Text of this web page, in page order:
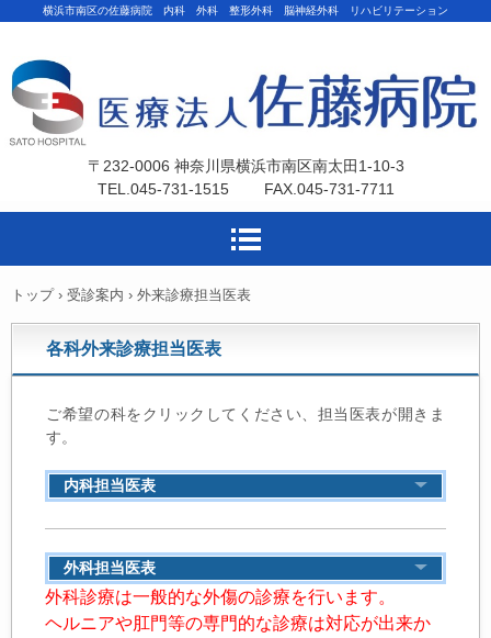
横浜市南区の佐藤病院 内科 外科 整形外科 脳神経外科 リハビリテーション
〒232-0006 神奈川県横浜市南区南太田1-10-3
TEL.045-731-1515 FAX.045-731-7711
トップ › 受診案内 › 外来診療担当医表
各科外来診療担当医表
ご希望の科をクリックしてください、担当医表が開きま
す。
内科担当医表
外科担当医表
外科診療は一般的な外傷の診療を行います。
ヘルニアや肛門等の専門的な診療は対応が出来か